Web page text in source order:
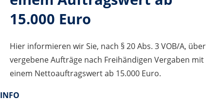
15.000 Euro
Hier informieren wir Sie, nach § 20 Abs. 3 VOB/A, über
vergebene Aufträge nach Freihändigen Vergaben mit
einem Nettoauftragswert ab 15.000 Euro.
INFO